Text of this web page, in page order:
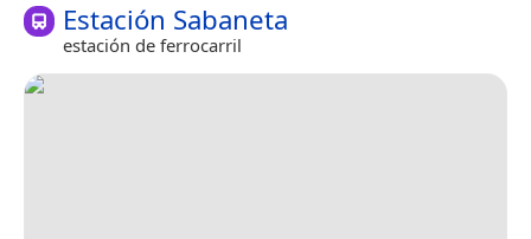
Estación Sabaneta
estación de ferrocarril